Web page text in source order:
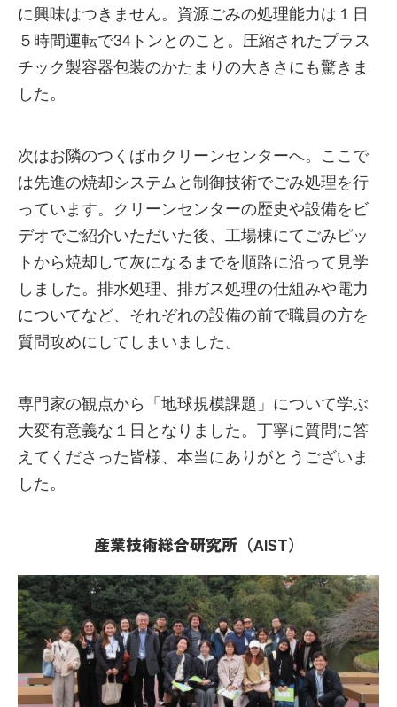
に興味はつきません。資源ごみの処理能力は１日
５時間運転で34トンとのこと。圧縮されたプラス
チック製容器包装のかたまりの大きさにも驚きま
した。
次はお隣のつくば市クリーンセンターへ。ここで
は先進の焼却システムと制御技術でごみ処理を行
っています。クリーンセンターの歴史や設備をビ
デオでご紹介いただいた後、工場棟にてごみピッ
トから焼却して灰になるまでを順路に沿って見学
しました。排水処理、排ガス処理の仕組みや電力
についてなど、それぞれの設備の前で職員の方を
質問攻めにしてしまいました。
専門家の観点から「地球規模課題」について学ぶ
大変有意義な１日となりました。丁寧に質問に答
えてくださった皆様、本当にありがとうございま
した。
産業技術総合研究所（AIST）